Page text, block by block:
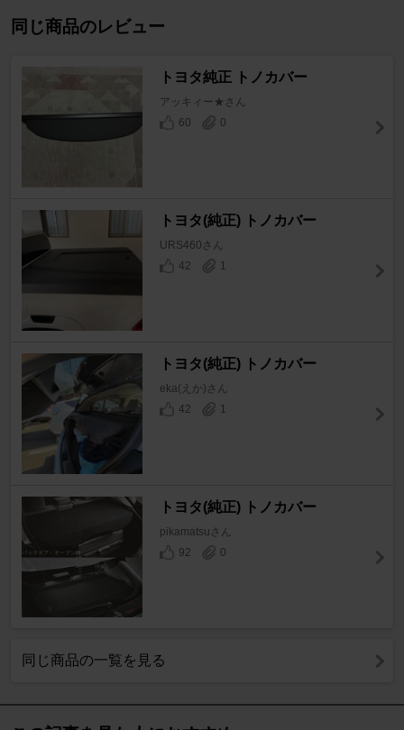
同じ商品のレビュー
トヨタ純正 トノカバー
アッキィー★さん
60
0
トヨタ(純正) トノカバー
URS460さん
42
1
トヨタ(純正) トノカバー
eka(えか)さん
42
1
トヨタ(純正) トノカバー
pikamatsuさん
92
0
同じ商品の一覧を見る